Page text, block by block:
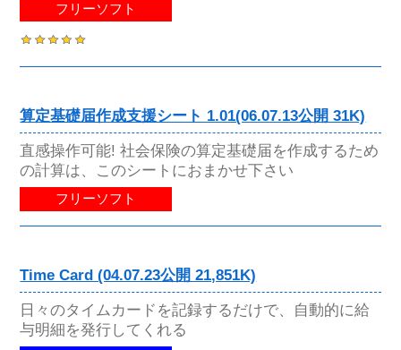
フリーソフト
算定基礎届作成支援シート 1.01(06.07.13公開 31K)
直感操作可能! 社会保険の算定基礎届を作成するため
の計算は、このシートにおまかせ下さい
フリーソフト
Time Card (04.07.23公開 21,851K)
日々のタイムカードを記録するだけで、自動的に給
与明細を発行してくれる